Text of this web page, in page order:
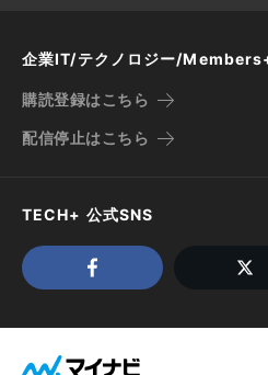
企業IT/テクノロジー/
購読登録はこちら
配信停止はこちら
TECH+ 公式SNS